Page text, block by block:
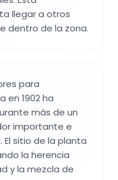
llegar a otros
dentro de la zona.
para
en 1902 ha
más de un
importante e
El sitio de la planta
la herencia
y la mezcla de